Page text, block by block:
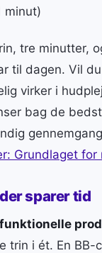
minut)
tre minutter,
til dagen. Vil
virker i
bag de
Grundlaget for
sparer tid
trin i ét. En BB-